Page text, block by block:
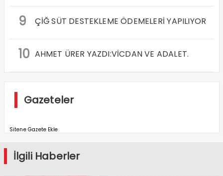
9 ÇİĞ SÜT DESTEKLEME ÖDEMELERİ YAPILIYOR
10 AHMET ÜRER YAZDI:VİCDAN VE ADALET.
Gazeteler
Sitene Gazete Ekle
İlgili Haberler